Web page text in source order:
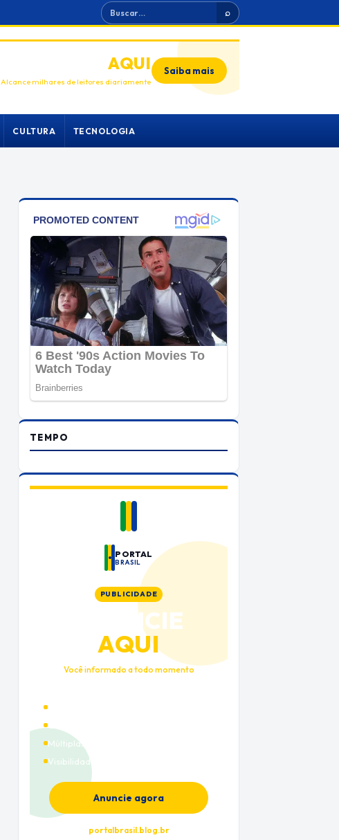
Buscar ⌕
ANUNCIEAQUI
Alcance milhares de leitores diariamente
Saiba mais
CULTURA TECNOLOGIA
TEMPO
PORTAL
BRASIL
PUBLICIDADE
ANUNCIE
AQUI
Você informado a todo momento
Cobertura nacional
Múltiplas categorias
Visibilidade premium
Anuncie agora
portalbrasil.blog.br